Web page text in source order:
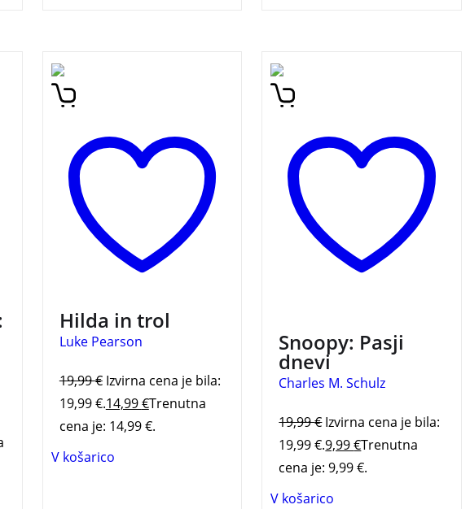
Prva knjiga v seriji
svetovno znanih stripov o
deklica Hilde, ki živi nekje
na severu, v svetu fjordov,
gozdov in magičnih bitij. V
pričujoči spoznamo
dekličin svet, Hilda pa se
spoprijatelji s trolom.
Knjiga je prejela priznanje
Zlata hruška, ki ga za
književnost podeljuje
Mestna knjižnica Ljubljana.
Hilda in trol
Luke Pearson
19,99€ Izvirna cena je bila:
19,99 €.14,99€Trenutna
cena je: 14,99 €.
V košarico
Brezčasna zbirka humorja
in domišljije.
Snoopy: Pasji
dnevi
Charles M. Schulz
19,99€ Izvirna cena je bila:
19,99 €.9,99€Trenutna
cena je: 9,99 €.
V košarico